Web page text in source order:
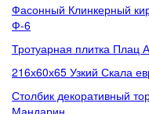
Фасонный Клинкерный
Ф-6
Тротуарная плитка Плац
216х60х65 Узкий Скала
Столбик декоративный
Мандарин